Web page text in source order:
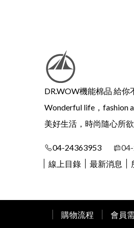
DR.WOW機能棉品 給你
Wonderful life，fashion
美好生活，時尚隨心所欲
04-24363953
線上目錄
最新消息
購物流程 會員